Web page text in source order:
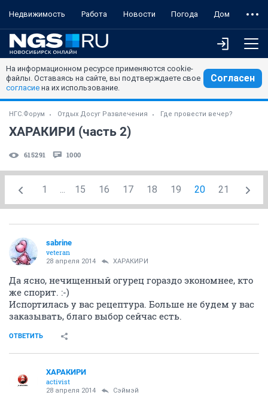
Недвижимость Работа Новости Погода Дом
На информационном ресурсе применяются cookie-
файлы. Оставаясь на сайте, вы подтверждаете свое
согласие на их использование.
Согласен
НГС.Форум Отдых Досуг Развлечения Где провести вечер?
ХАРАКИРИ (часть 2)
615291 1000
1 ... 15 16 17 18 19 20 21
sabrine
veteran
28 апреля 2014 ХАРАКИРИ
Да ясно, нечищенный огурец гораздо экономнее, кто
же спорит. :-)
Испортилась у вас рецептура. Больше не будем у вас
заказывать, благо выбор сейчас есть.
ОТВЕТИТЬ
ХАРАКИРИ
activist
28 апреля 2014 Сэймэй